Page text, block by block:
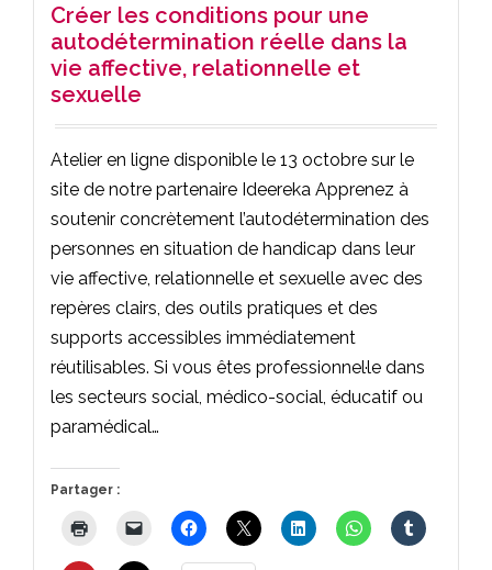
Créer les conditions pour une
autodétermination réelle dans la
vie affective, relationnelle et
sexuelle
Atelier en ligne disponible le 13 octobre sur le
site de notre partenaire Ideereka Apprenez à
soutenir concrètement l’autodétermination des
personnes en situation de handicap dans leur
vie affective, relationnelle et sexuelle avec des
repères clairs, des outils pratiques et des
supports accessibles immédiatement
réutilisables. Si vous êtes professionnel·le dans
les secteurs social, médico-social, éducatif ou
paramédical…
Partager :